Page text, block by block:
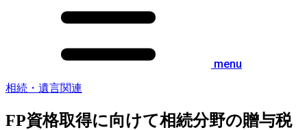
menu
相続・遺言関連
FP資格取得に向けて相続分野の贈与税